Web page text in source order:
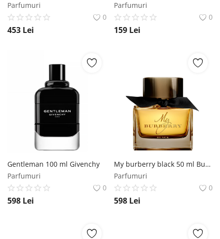
Parfumuri
0
453 Lei
Parfumuri
0
159 Lei
Gentleman 100 ml Givenchy
Parfumuri
0
598 Lei
My burberry black 50 ml Burberry
Parfumuri
0
598 Lei